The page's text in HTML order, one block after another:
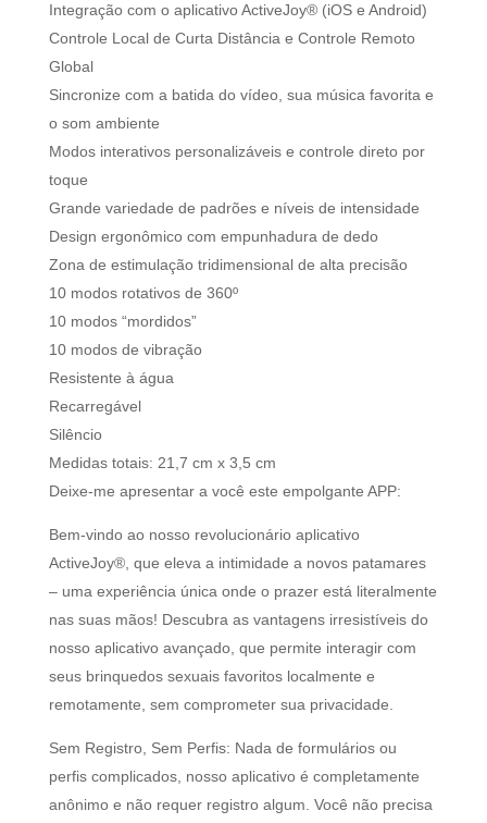
Integração com o aplicativo ActiveJoy® (iOS e Android)
Controle Local de Curta Distância e Controle Remoto
Global
Sincronize com a batida do vídeo, sua música favorita e
o som ambiente
Modos interativos personalizáveis e controle direto por
toque
Grande variedade de padrões e níveis de intensidade
Design ergonômico com empunhadura de dedo
Zona de estimulação tridimensional de alta precisão
10 modos rotativos de 360º
10 modos “mordidos”
10 modos de vibração
Resistente à água
Recarregável
Silêncio
Medidas totais: 21,7 cm x 3,5 cm
Deixe-me apresentar a você este empolgante APP:
Bem-vindo ao nosso revolucionário aplicativo
ActiveJoy®, que eleva a intimidade a novos patamares
– uma experiência única onde o prazer está literalmente
nas suas mãos! Descubra as vantagens irresistíveis do
nosso aplicativo avançado, que permite interagir com
seus brinquedos sexuais favoritos localmente e
remotamente, sem comprometer sua privacidade.
Sem Registro, Sem Perfis: Nada de formulários ou
perfis complicados, nosso aplicativo é completamente
anônimo e não requer registro algum. Você não precisa